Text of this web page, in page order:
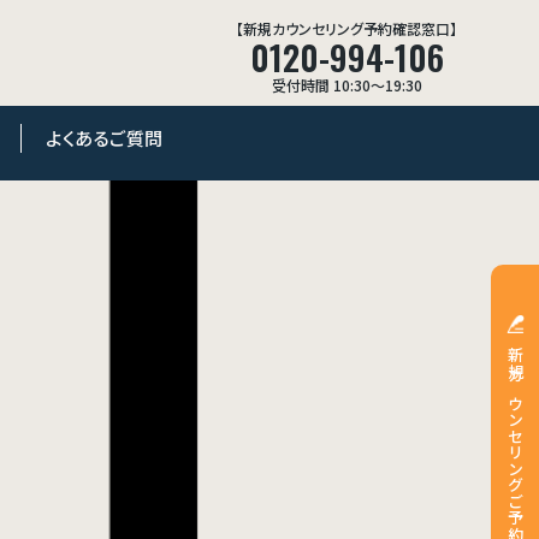
【新規カウンセリング予約確認窓口】
0120-994-106
受付時間 10:30〜19:30
よくあるご質問
新規カウンセリングご予約